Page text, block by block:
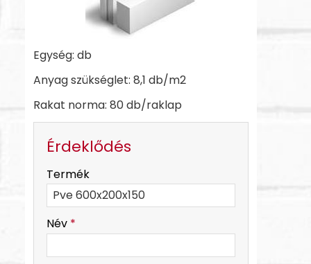
Egység: db
Anyag szükséglet: 8,1 db/m2
Rakat norma: 80 db/raklap
Érdeklődés
Termék
Név *